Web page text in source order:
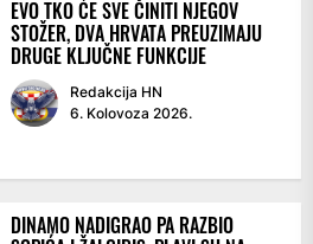
EVO TKO ĆE SVE ČINITI NJEGOV
STOŽER, DVA HRVATA PREUZIMAJU
DRUGE KLJUČNE FUNKCIJE
Redakcija HN
6. Kolovoza 2026.
DINAMO NADIGRAO PA RAZBIO